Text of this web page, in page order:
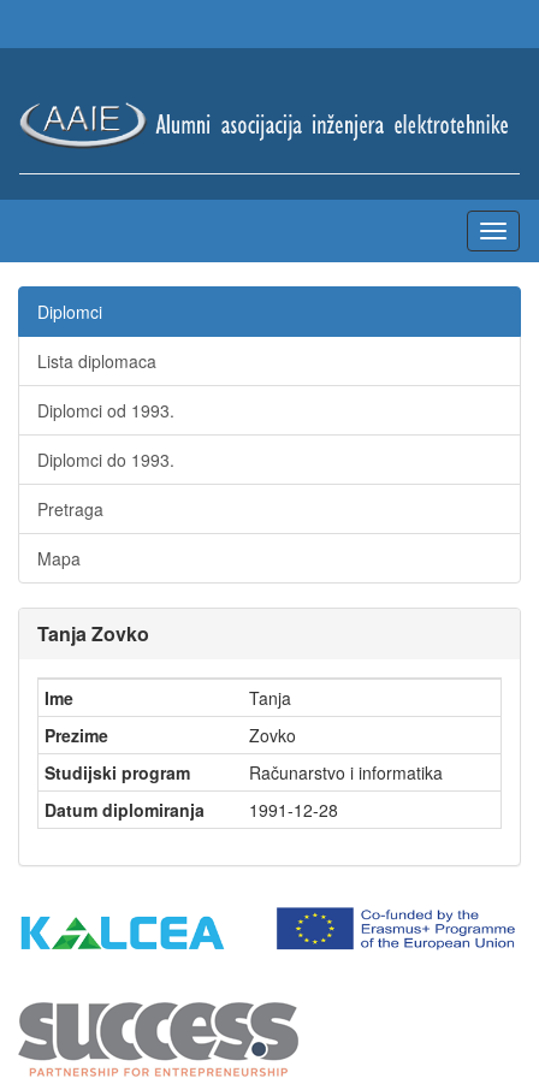
Diplomci
Lista diplomaca
Diplomci od 1993.
Diplomci do 1993.
Pretraga
Mapa
Tanja Zovko
Ime
Tanja
Prezime
Zovko
Studijski program
Računarstvo i informatika
Datum diplomiranja
1991-12-28